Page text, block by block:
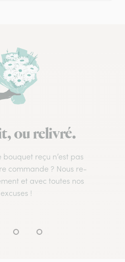
ou relivré.
reçu n’est pas
commande ? Nous re-
et avec toutes nos
excuses !